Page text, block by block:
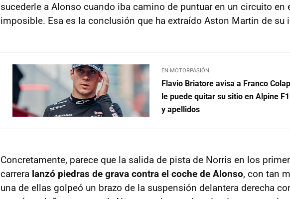
sucederle a Alonso cuando iba camino de puntuar en un circuito en
imposible. Esa es la conclusión que ha extraído Aston Martin de su
EN MOTORPASIÓN
Flavio Briatore avisa a Franco
le puede quitar su sitio en Alpine
y apellidos
Concretamente, parece que la salida de pista de Norris en los
carrera lanzó piedras de grava contra el coche de Alonso, con tan
una de ellas golpeó un brazo de la suspensión delantera derecha